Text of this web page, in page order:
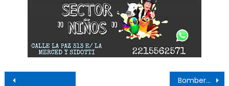
Navegación de entradas Bomberos organizan una cena criolla para juntar fondos